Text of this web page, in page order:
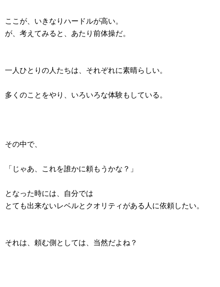
ここが、いきなりハードルが高い。
が、考えてみると、あたり前体操だ。
一人ひとりの人たちは、それぞれに素晴らしい。
多くのことをやり、いろいろな体験もしている。
その中で、
「じゃあ、これを誰かに頼もうかな？」
となった時には、自分では
とても出来ないレベルとクオリティがある人に依頼したい。
それは、頼む側としては、当然だよね？